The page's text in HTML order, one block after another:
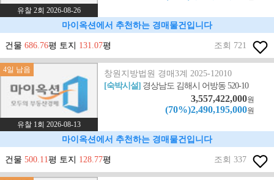
유찰 2회 2026-08-26
마이옥션에서 추천하는 경매물건입니다
건물 686.76평 토지 131.07평 조회 721
4일 남음
유찰 1회 2026-08-13
창원지방법원 경매3계 2025-12010
[숙박시설] 경상남도 김해시 어방동 520-10
3,557,422,000원
(70%)2,490,195,000원
마이옥션에서 추천하는 경매물건입니다
건물 500.11평 토지 128.77평 조회 337